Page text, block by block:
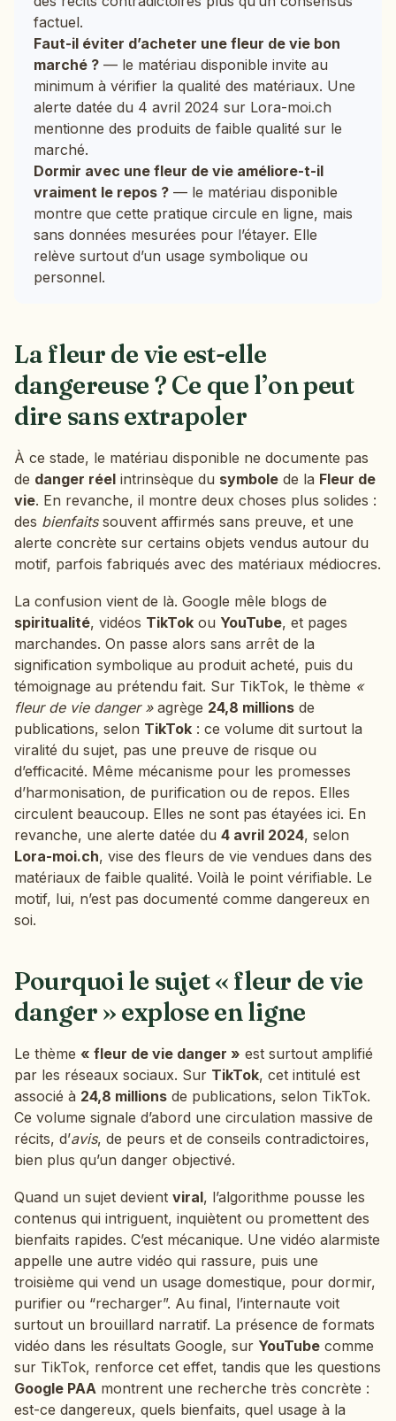
factuel.
Faut-il éviter d’acheter une fleur de vie bon
marché ? — le matériau disponible invite au
minimum à vérifier la qualité des matériaux. Une
alerte datée du 4 avril 2024 sur Lora-moi.ch
mentionne des produits de faible qualité sur le
marché.
Dormir avec une fleur de vie améliore-t-il
vraiment le repos ? — le matériau disponible
montre que cette pratique circule en ligne, mais
sans données mesurées pour l’étayer. Elle
relève surtout d’un usage symbolique ou
personnel.
La fleur de vie est-elle
dangereuse ? Ce que l’on peut
dire sans extrapoler
À ce stade, le matériau disponible ne documente pas
de danger réel intrinsèque du symbole de la Fleur de
vie. En revanche, il montre deux choses plus solides :
des bienfaitssouvent affirmés sans preuve, et une
alerte concrète sur certains objets vendus autour du
motif, parfois fabriqués avec des matériaux médiocres.
La confusion vient de là. Google mêle blogs de
spiritualité, vidéos TikTok ou YouTube, et pages
marchandes. On passe alors sans arrêt de la
signification symbolique au produit acheté, puis du
témoignage au prétendu fait. Sur TikTok, le thème «
fleur de vie danger »agrège 24,8 millions de
publications, selon TikTok : ce volume dit surtout la
viralité du sujet, pas une preuve de risque ou
d’efficacité. Même mécanisme pour les promesses
d’harmonisation, de purification ou de repos. Elles
circulent beaucoup. Elles ne sont pas étayées ici. En
revanche, une alerte datée du 4 avril 2024, selon
Lora-moi.ch, vise des fleurs de vie vendues dans des
matériaux de faible qualité. Voilà le point vérifiable. Le
motif, lui, n’est pas documenté comme dangereux en
soi.
Pourquoi le sujet « fleur de vie
danger » explose en ligne
Le thème « fleur de vie danger » est surtout amplifié
par les réseaux sociaux. Sur TikTok, cet intitulé est
associé à 24,8 millions de publications, selon TikTok.
Ce volume signale d’abord une circulation massive de
récits, d’avis, de peurs et de conseils contradictoires,
bien plus qu’un danger objectivé.
Quand un sujet devient viral, l’algorithme pousse les
contenus qui intriguent, inquiètent ou promettent des
bienfaits rapides. C’est mécanique. Une vidéo alarmiste
appelle une autre vidéo qui rassure, puis une
troisième qui vend un usage domestique, pour dormir,
purifier ou “recharger”. Au final, l’internaute voit
surtout un brouillard narratif. La présence de formats
vidéo dans les résultats Google, sur YouTube comme
sur TikTok, renforce cet effet, tandis que les questions
Google PAA montrent une recherche très concrète :
est-ce dangereux, quels bienfaits, quel usage à la